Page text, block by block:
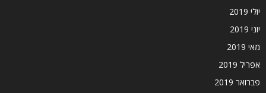
יולי 2019
יוני 2019
מאי 2019
אפריל 2019
פברואר 2019